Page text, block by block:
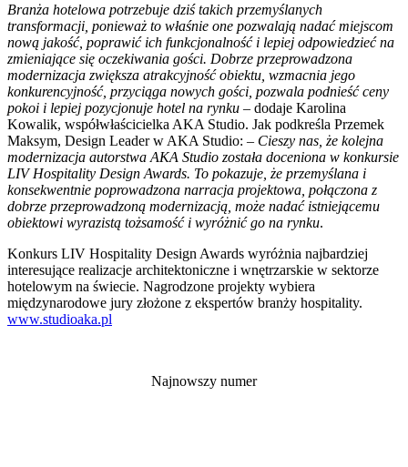
Branża hotelowa potrzebuje dziś takich przemyślanych
transformacji, ponieważ to właśnie one pozwalają nadać miejscom
nową jakość, poprawić ich funkcjonalność i lepiej odpowiedzieć na
zmieniające się oczekiwania gości. Dobrze przeprowadzona
modernizacja zwiększa atrakcyjność obiektu, wzmacnia jego
konkurencyjność, przyciąga nowych gości, pozwala podnieść ceny
pokoi i lepiej pozycjonuje hotel na rynku – dodaje Karolina
Kowalik, współwłaścicielka AKA Studio. Jak podkreśla Przemek
Maksym, Design Leader w AKA Studio: – Cieszy nas, że kolejna
modernizacja autorstwa AKA Studio została doceniona w konkursie
LIV Hospitality Design Awards. To pokazuje, że przemyślana i
konsekwentnie poprowadzona narracja projektowa, połączona z
dobrze przeprowadzoną modernizacją, może nadać istniejącemu
obiektowi wyrazistą tożsamość i wyróżnić go na rynku.
Konkurs LIV Hospitality Design Awards wyróżnia najbardziej
interesujące realizacje architektoniczne i wnętrzarskie w sektorze
hotelowym na świecie. Nagrodzone projekty wybiera
międzynarodowe jury złożone z ekspertów branży hospitality.
www.studioaka.pl
Najnowszy numer